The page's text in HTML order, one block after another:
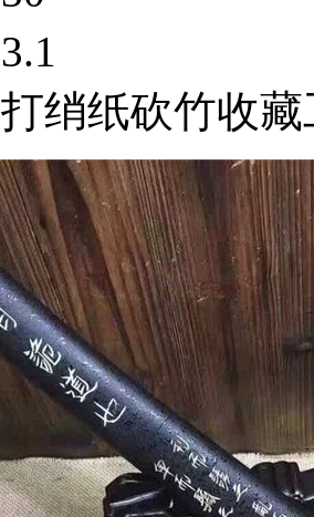
绡纸砍竹收